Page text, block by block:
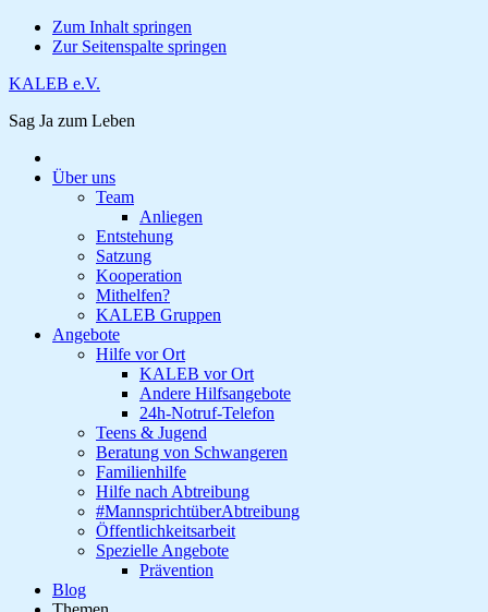
Zum Inhalt springen
Zur Seitenspalte springen
KALEB e.V.
Sag Ja zum Leben
Über uns
Team
Anliegen
Entstehung
Satzung
Kooperation
Mithelfen?
KALEB Gruppen
Angebote
Hilfe vor Ort
KALEB vor Ort
Andere Hilfsangebote
24h-Notruf-Telefon
Teens & Jugend
Beratung von Schwangeren
Familienhilfe
Hilfe nach Abtreibung
#MannsprichtüberAbtreibung
Öffentlichkeitsarbeit
Spezielle Angebote
Prävention
Blog